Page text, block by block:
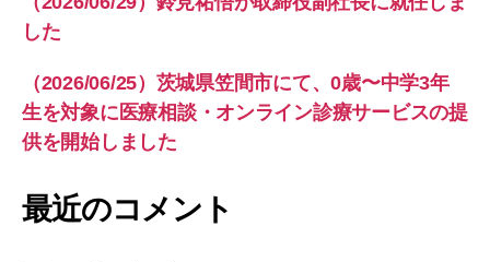
した
（2026/06/25）茨城県笠間市にて、0歳〜中学3年
生を対象に医療相談・オンライン診療サービスの提
供を開始しました
最近のコメント